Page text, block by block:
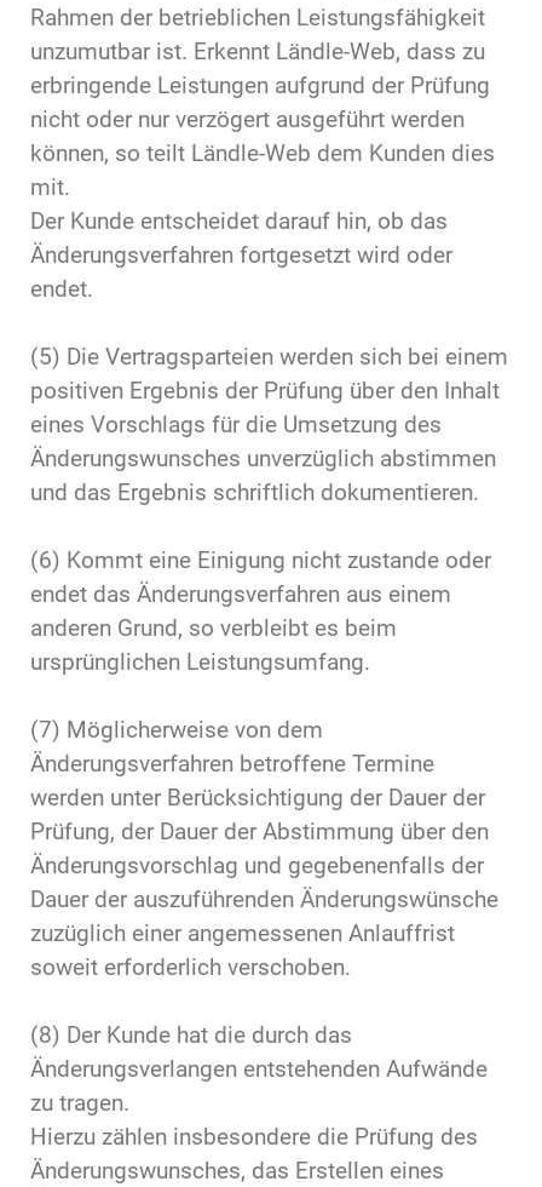
Rahmen der betrieblichen Leistungsfähigkeit
unzumutbar ist. Erkennt Ländle-Web, dass zu
erbringende Leistungen aufgrund der Prüfung
nicht oder nur verzögert ausgeführt werden
können, so teilt Ländle-Web dem Kunden dies
mit.
Der Kunde entscheidet darauf hin, ob das
Änderungsverfahren fortgesetzt wird oder
endet.
(5) Die Vertragsparteien werden sich bei einem
positiven Ergebnis der Prüfung über den Inhalt
eines Vorschlags für die Umsetzung des
Änderungswunsches unverzüglich abstimmen
und das Ergebnis schriftlich dokumentieren.
(6) Kommt eine Einigung nicht zustande oder
endet das Änderungsverfahren aus einem
anderen Grund, so verbleibt es beim
ursprünglichen Leistungsumfang.
(7) Möglicherweise von dem
Änderungsverfahren betroffene Termine
werden unter Berücksichtigung der Dauer der
Prüfung, der Dauer der Abstimmung über den
Änderungsvorschlag und gegebenenfalls der
Dauer der auszuführenden Änderungswünsche
zuzüglich einer angemessenen Anlauffrist
soweit erforderlich verschoben.
(8) Der Kunde hat die durch das
Änderungsverlangen entstehenden Aufwände
zu tragen.
Hierzu zählen insbesondere die Prüfung des
Änderungswunsches, das Erstellen eines